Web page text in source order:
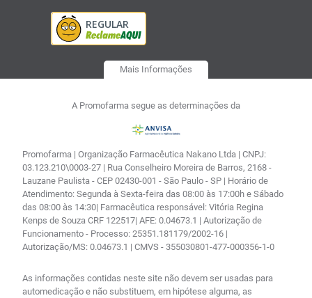
Mais Informações
A Promofarma segue as determinações da
Promofarma | Organização Farmacêutica Nakano Ltda | CNPJ:
03.123.210\0003-27 | Rua Conselheiro Moreira de Barros, 2168 -
Lauzane Paulista - CEP 02430-001 - São Paulo - SP | Horário de
Atendimento: Segunda à Sexta-feira das 08:00 às 17:00h e Sábado
das 08:00 às 14:30| Farmacêutica responsável: Vitória Regina
Kenps de Souza CRF 122517| AFE: 0.04673.1 | Autorização de
Funcionamento - Processo: 25351.181179/2002-16 |
Autorização/MS: 0.04673.1 | CMVS - 355030801-477-000356-1-0
As informações contidas neste site não devem ser usadas para
automedicação e não substituem, em hipótese alguma, as